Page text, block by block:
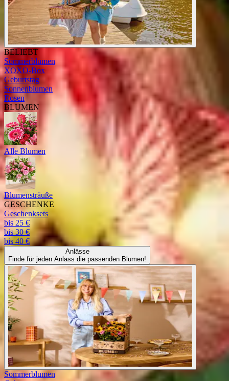
BELIEBT
Sommerblumen
XOXO-Box
Geburtstag
Sonnenblumen
Rosen
BLUMEN
Alle Blumen
Blumensträuße
GESCHENKE
Geschenksets
bis 25 €
bis 30 €
bis 40 €
Anlässe
Finde für jeden Anlass die passenden Blumen!
Sommerblumen